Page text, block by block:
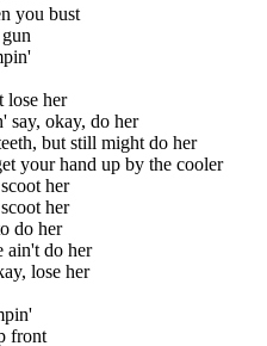
you bust
lose her
say, okay, do her
but still might do her
your hand up by the cooler
her
her
do her
ain't do her
lose her
front